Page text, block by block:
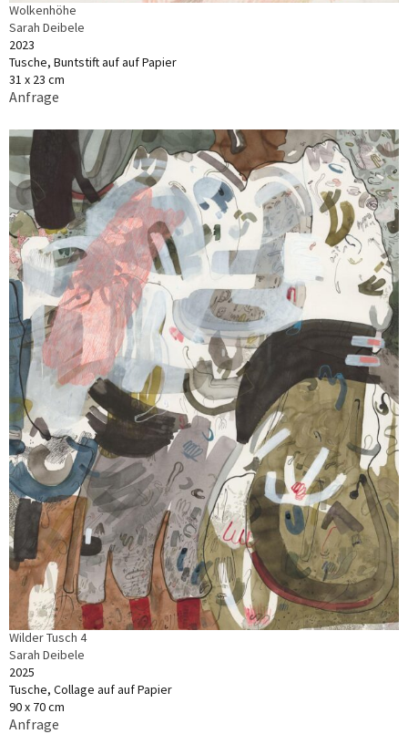
Wolkenhöhe
Sarah Deibele
2023
Tusche, Buntstift auf auf Papier
31 x 23 cm
Anfrage
Wilder Tusch 4
Sarah Deibele
2025
Tusche, Collage auf auf Papier
90 x 70 cm
Anfrage